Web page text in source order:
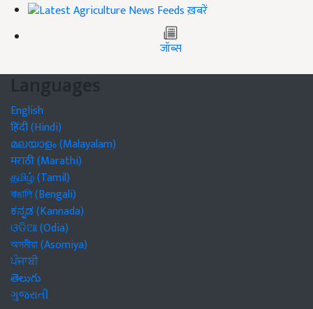
ख़बरें
जॉब्स
Languages
English
हिंदी (Hindi)
മലയാളം (Malayalam)
मराठी (Marathi)
தமிழ் (Tamil)
বাঙালি (Bengali)
ಕನ್ನಡ (Kannada)
ଓଡିଆ (Odia)
অসমীয়া (Asomiya)
ਪੰਜਾਬੀ
తెలుగు
ગુજરાતી